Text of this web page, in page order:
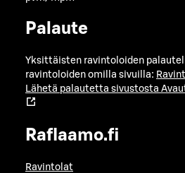
Palaute
Yksittäisten ravintoloiden
ravintoloiden omilla sivuilla:
Lähetä palautetta sivustosta
Raflaamo.fi
Ravintolat